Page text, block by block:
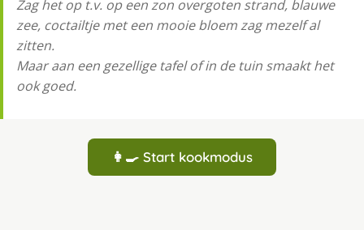
Zag het op t.v. op een zon overgoten strand, blauwe
zee, coctailtje met een mooie bloem zag mezelf al
zitten.
Maar aan een gezellige tafel of in de tuin smaakt het
ook goed.
👩‍🍳 Start kookmodus